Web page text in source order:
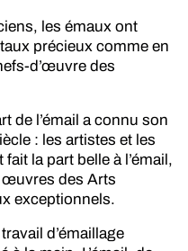
les émaux ont
précieux comme en
d’œuvre des
de l’émail a connu son
: les artistes et les
la part belle à l’émail,
œuvres des Arts
exceptionnels.
d’émaillage